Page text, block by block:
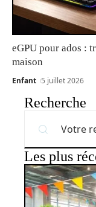
eGPU pour ados :
maison
Enfant 5 juillet 2026
Recherche
Les plus